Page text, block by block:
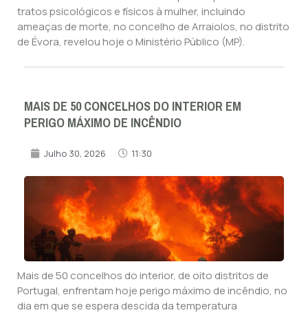
tratos psicológicos e físicos à mulher, incluindo
ameaças de morte, no concelho de Arraiolos, no distrito
de Évora, revelou hoje o Ministério Público (MP).
MAIS DE 50 CONCELHOS DO INTERIOR EM
PERIGO MÁXIMO DE INCÊNDIO
Julho 30, 2026 11:30
Mais de 50 concelhos do interior, de oito distritos de
Portugal, enfrentam hoje perigo máximo de incêndio, no
dia em que se espera descida da temperatura